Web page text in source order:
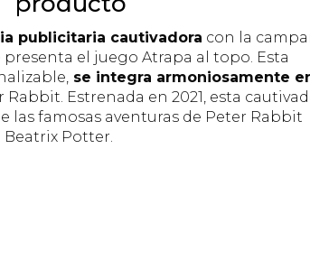
publicitaria cautivadora con la
presenta el juego Atrapa al topo. Esta
se integra armoniosamente
Rabbit. Estrenada en 2021, esta
las famosas aventuras de Peter Rabbit
Potter.